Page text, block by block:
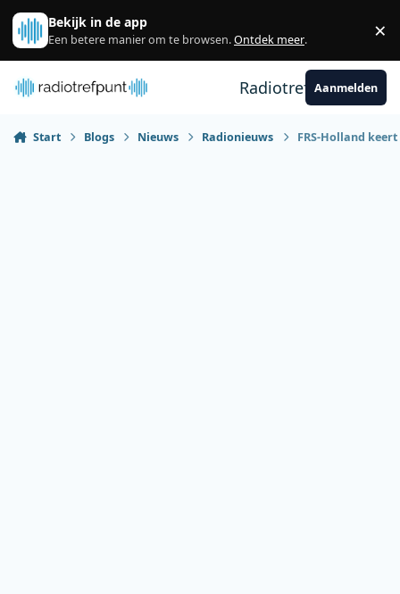
Spring naar bijdragen
Bekijk in de app
Een betere manier om te browsen.Ontdek meer. ×
RadiotrefpuntAanmelden
Start Blogs Nieuws Radionieuws FRS-Holland